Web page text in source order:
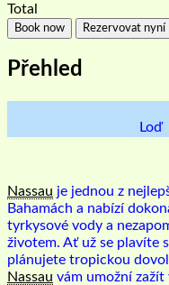
Total
Book now Rezervovat nyní
Přehled
Loď
Nassau je jednou z
Bahamách a nabízí
tyrkysové vody a
životem. Ať už se plavíte
plánujete tropickou
Nassau vám umožní zažít